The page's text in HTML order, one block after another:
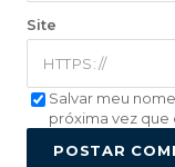
Site
Salvar meu
próxima vez que
POSTAR